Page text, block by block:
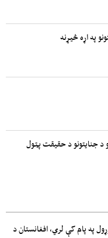
په اړه څیړنه
د جنایتونو د حقیقت پټول
په پام کې لري، افغانستان د